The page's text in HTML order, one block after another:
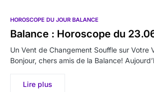
HOROSCOPE DU JOUR BALANCE
Balance : Horoscope du
Un Vent de Changement Souffle sur Votre
Bonjour, chers amis de la Balance!
Lire plus